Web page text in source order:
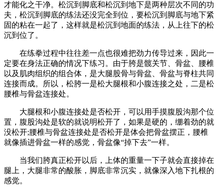
才能化之干净。松沉到脚底和松沉到地下是两种层次不同的功
夫，松沉到脚底的练法还没完全到位，要松沉到脚底与地下紧
固的粘在一起了，这样就是松沉到地面的练法，从上往下的松
沉到位了。
在练拳过程中往往差一点也很难把劲力传导过来，因此一
定要在身法正确的情况下练习。由于胯是髋关节、骨盆、腰椎
以及肌肉组织的组合体，是大腿股骨与骨盆、骨盆与脊柱共同
连接而成。所以，松胯一是松大腿根和小腹连接之处，二是松
腰椎与骨盆连接处。
大腿根和小腹连接处是否松开，可以用手摸腹股沟那个位
置，腹股沟处是软的就说明松开了，如果是硬的，绷着劲的就
没松开;腰椎与骨盆连接处是否松开是体会把骨盆摆正，腰椎
就像插进骨盆一样的感觉，骨盆像“掉下去”一样。
当我们胯真正松开以后，上体的重量一下子就会直接掉在
腿上，大腿非常的酸胀，脚底非常沉实，就像深入地下扎根的
感觉。